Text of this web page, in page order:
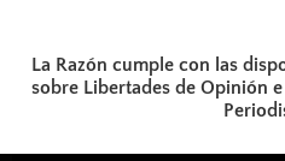
La Razón cumple con las
sobre Libertades de Opinión